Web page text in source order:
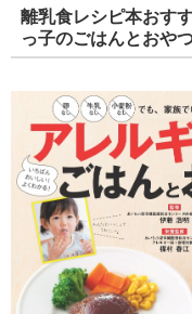
離乳食レシピ本おす
っ子のごはんとおや